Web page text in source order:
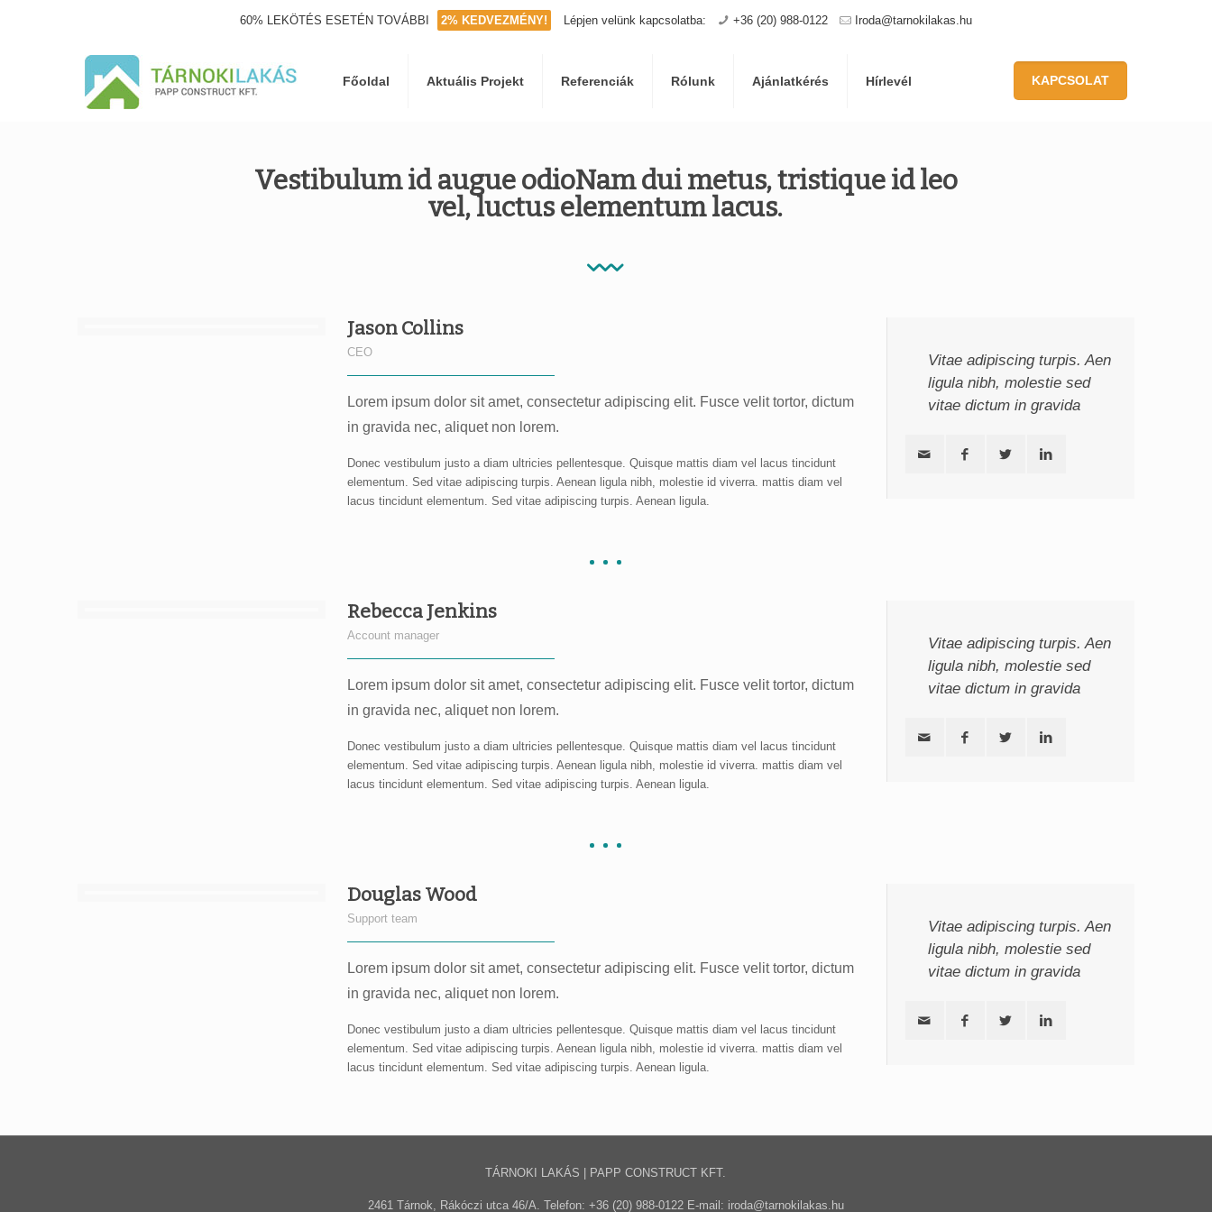
60% LEKÖTÉS ESETÉN TOVÁBBI 2% KEDVEZMÉNY! Lépjen velünk kapcsolatba: +36 (20) 988-0122 Iroda@tarnokilakas.hu
Főoldal Aktuális Projekt Referenciák Rólunk Ajánlatkérés Hírlevél KAPCSOLAT
Vestibulum id augue odioNam dui metus, tristique id leo
vel, luctus elementum lacus.
Jason Collins
CEO
Lorem ipsum dolor sit amet, consectetur adipiscing elit. Fusce velit tortor, dictum
in gravida nec, aliquet non lorem.
Donec vestibulum justo a diam ultricies pellentesque. Quisque mattis diam vel lacus tincidunt
elementum. Sed vitae adipiscing turpis. Aenean ligula nibh, molestie id viverra. mattis diam vel
lacus tincidunt elementum. Sed vitae adipiscing turpis. Aenean ligula.
Vitae adipiscing turpis. Aen
ligula nibh, molestie sed
vitae dictum in gravida
Rebecca Jenkins
Account manager
Lorem ipsum dolor sit amet, consectetur adipiscing elit. Fusce velit tortor, dictum
in gravida nec, aliquet non lorem.
Donec vestibulum justo a diam ultricies pellentesque. Quisque mattis diam vel lacus tincidunt
elementum. Sed vitae adipiscing turpis. Aenean ligula nibh, molestie id viverra. mattis diam vel
lacus tincidunt elementum. Sed vitae adipiscing turpis. Aenean ligula.
Vitae adipiscing turpis. Aen
ligula nibh, molestie sed
vitae dictum in gravida
Douglas Wood
Support team
Lorem ipsum dolor sit amet, consectetur adipiscing elit. Fusce velit tortor, dictum
in gravida nec, aliquet non lorem.
Donec vestibulum justo a diam ultricies pellentesque. Quisque mattis diam vel lacus tincidunt
elementum. Sed vitae adipiscing turpis. Aenean ligula nibh, molestie id viverra. mattis diam vel
lacus tincidunt elementum. Sed vitae adipiscing turpis. Aenean ligula.
Vitae adipiscing turpis. Aen
ligula nibh, molestie sed
vitae dictum in gravida
TÁRNOKI LAKÁS | PAPP CONSTRUCT KFT.
2461 Tárnok, Rákóczi utca 46/A. Telefon: +36 (20) 988-0122 E-mail: iroda@tarnokilakas.hu